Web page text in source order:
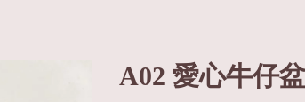
A02 愛心牛仔